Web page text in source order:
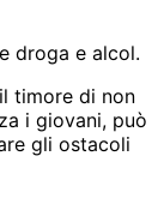
droga e alcol.
timore di non
i giovani, può
gli ostacoli